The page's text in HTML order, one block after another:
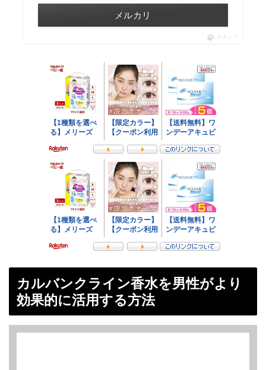
メルカリ
ポチップ
カルバンクライン香水を男性がより
効果的に活用する方法